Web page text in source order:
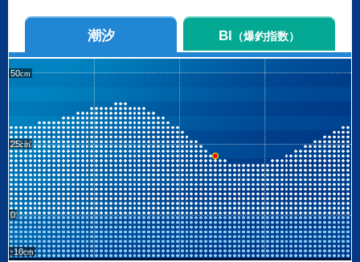
潮汐 BI （爆釣指数）
50
25
0
-10